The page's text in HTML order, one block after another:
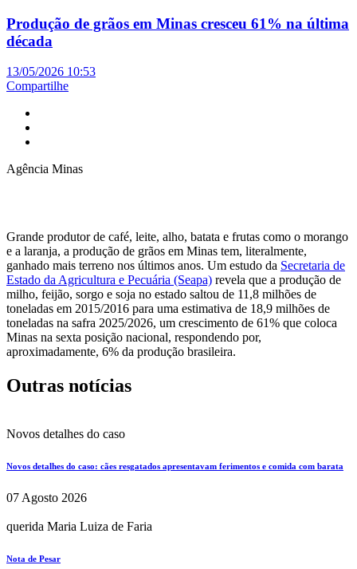
Produção de grãos em Minas cresceu 61% na última
década
13/05/2026 10:53
Compartilhe
Agência Minas
Grande produtor de café, leite, alho, batata e frutas como o morango
e a laranja, a produção de grãos em Minas tem, literalmente,
ganhado mais terreno nos últimos anos. Um estudo da Secretaria de
Estado da Agricultura e Pecuária (Seapa) revela que a produção de
milho, feijão, sorgo e soja no estado saltou de 11,8 milhões de
toneladas em 2015/2016 para uma estimativa de 18,9 milhões de
toneladas na safra 2025/2026, um crescimento de 61% que coloca
Minas na sexta posição nacional, respondendo por,
aproximadamente, 6% da produção brasileira.
Outras notícias
Novos detalhes do caso
Novos detalhes do caso: cães resgatados apresentavam ferimentos e comida com barata
07 Agosto 2026
querida Maria Luiza de Faria
Nota de Pesar